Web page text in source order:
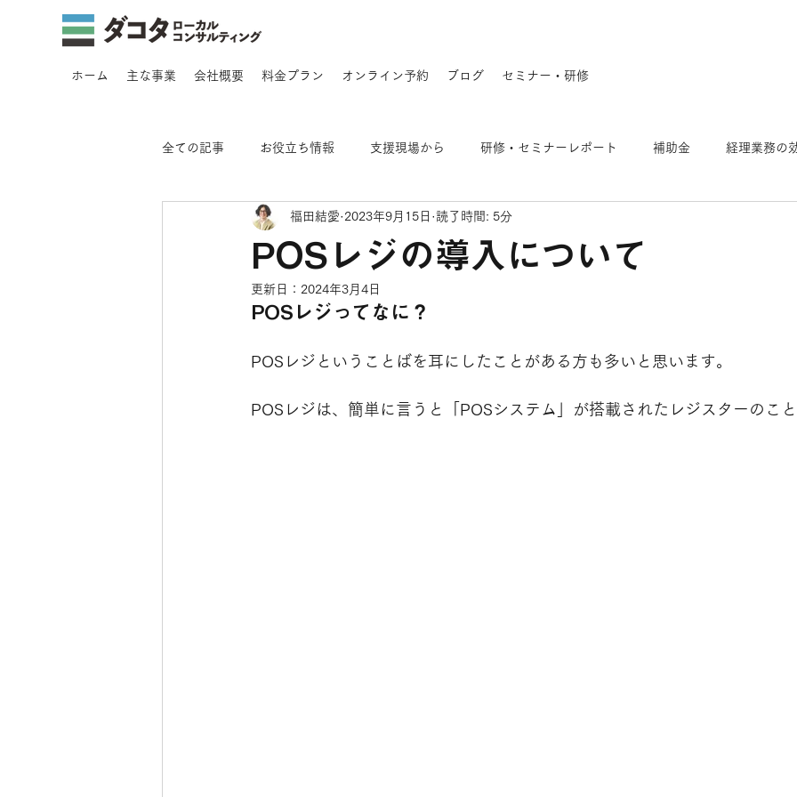
ホーム 主な事業 会社概要 料金プラン オンライン予約 ブログ セミナー・研修
全ての記事 お役立ち情報 支援現場から 研修・セミナーレポート 補助金 経理業務の
中小企業診断士について 飲食店の経営 事業継続（BCP）
POSレジの導入について
福田結愛 2023年9月15日 読了時間: 5分
更新日： 2024年3月4日
POSレジってなに？
POSレジということばを耳にしたことがある方も多いと思います。
POSレジは、簡単に言うと「POSシステム」が搭載されたレジスターのこ